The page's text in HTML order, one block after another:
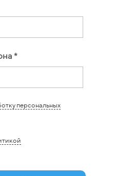
*
персональных